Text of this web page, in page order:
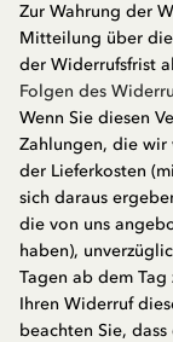
Zur Wahrung der
Mitteilung über
der Widerrufsfrist
Folgen des
Wenn Sie diesen
Zahlungen, die wir
der Lieferkosten
sich daraus
die von uns
haben),
Tagen ab dem
Ihren Widerruf
beachten Sie,